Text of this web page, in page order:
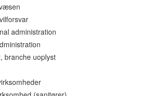
administration
branche uoplyst